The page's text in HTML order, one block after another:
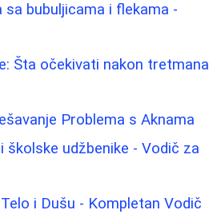
sa bubuljicama i flekama -
Šta očekivati nakon tretmana
Problema s Aknama
školske udžbenike - Vodič za
i Dušu - Kompletan Vodič